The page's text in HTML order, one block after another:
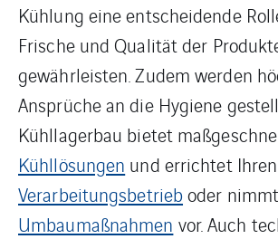
Kühlung eine entscheidende
Frische und Qualität der
gewährleisten. Zudem werden
Ansprüche an die Hygiene
Kühllagerbau bietet
Kühllösungen und errichtet
Verarbeitungsbetrieboder
Umbaumaßnahmen vor. Auch